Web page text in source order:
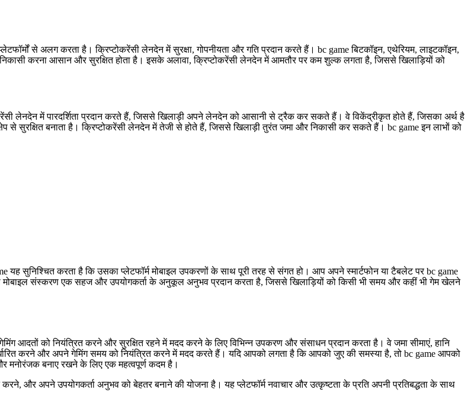
से अलग करता है। क्रिप्टोकरेंसी लेनदेन में सुरक्षा, गोपनीयता और गति प्रदान करते हैं। bc game बिटकॉइन, एथेरियम, लाइटकॉइन,
करना आसान और सुरक्षित होता है। इसके अलावा, क्रिप्टोकरेंसी लेनदेन में आमतौर पर कम शुल्क लगता है, जिससे खिलाड़ियों को
लेनदेन में पारदर्शिता प्रदान करते हैं, जिससे खिलाड़ी अपने लेनदेन को आसानी से ट्रैक कर सकते हैं। वे विकेंद्रीकृत होते हैं, जिसका अर्थ है
से सुरक्षित बनाता है। क्रिप्टोकरेंसी लेनदेन में तेजी से होते हैं, जिससे खिलाड़ी तुरंत जमा और निकासी कर सकते हैं। bc game इन लाभों को
सुनिश्चित करता है कि उसका प्लेटफॉर्म मोबाइल उपकरणों के साथ पूरी तरह से संगत हो। आप अपने स्मार्टफोन या टैबलेट पर bc game
संस्करण एक सहज और उपयोगकर्ता के अनुकूल अनुभव प्रदान करता है, जिससे खिलाड़ियों को किसी भी समय और कहीं भी गेम खेलने
आदतों को नियंत्रित करने और सुरक्षित रहने में मदद करने के लिए विभिन्न उपकरण और संसाधन प्रदान करता है। वे जमा सीमाएं, हानि
करने और अपने गेमिंग समय को नियंत्रित करने में मदद करते हैं। यदि आपको लगता है कि आपको जुए की समस्या है, तो bc game आपको
मनोरंजक बनाए रखने के लिए एक महत्वपूर्ण कदम है।
और अपने उपयोगकर्ता अनुभव को बेहतर बनाने की योजना है। यह प्लेटफॉर्म नवाचार और उत्कृष्टता के प्रति अपनी प्रतिबद्धता के साथ